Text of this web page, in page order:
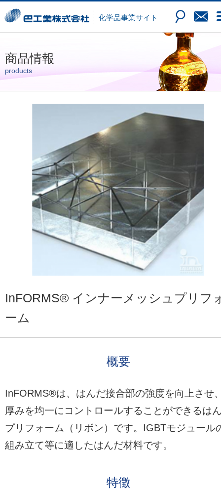
化学品事業サイト
商品情報
products
InFORMS® インナーメッシュプリフ
ーム
概要
InFORMS®は、はんだ接合部の強度を向上させ
厚みを均一にコントロールすることができるは
プリフォーム（リボン）です。IGBTモジュール
組み立て等に適したはんだ材料です。
特徴